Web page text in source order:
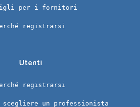
per i fornitori
registrarsi
Utenti
registrarsi
scegliere un professionista